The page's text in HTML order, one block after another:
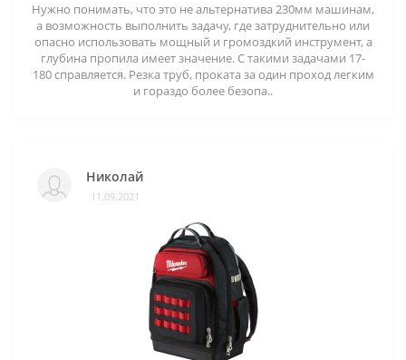
Нужно понимать, что это не альтернатива 230мм машинам,
а возможность выполнить задачу, где затруднительно или
опасно использовать мощный и громоздкий инструмент, а
глубина пропила имеет значение. С такими задачами 17-
180 справляется. Резка труб, проката за один проход легким
и гораздо более безопа..
Николай
11.09.2021